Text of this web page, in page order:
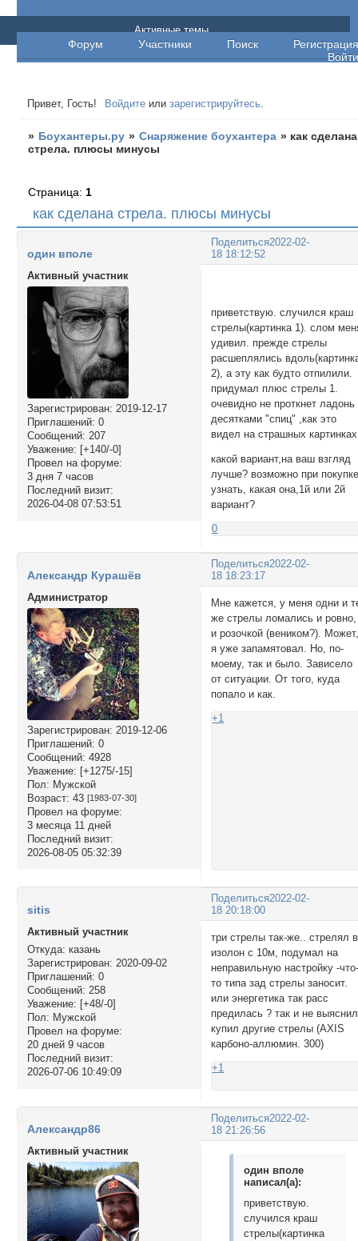
Боухантеры.ру
Форум Участники Поиск
Регистрация
Войти
Активные темы
Привет, Гость! Войдите илизарегистрируйтесь.
» Боухантеры.ру » Снаряжение боухантера » как сделана
стрела. плюсы минусы
как сделана стрела. плюсы минусы
Страница: 1
Поделиться2022-02-
18 18:12:52
один вполе
Активный участник
Зарегистрирован: 2019-12-17
Приглашений: 0
Сообщений: 207
Уважение: [+140/-0]
Провел на форуме:
3 дня 7 часов
Последний визит:
2026-04-08 07:53:51
приветствую. случился краш
стрелы(картинка 1). слом
удивил. прежде стрелы
расшеплялись
2), а эту как будто отпилили.
придумал плюс стрелы 1.
очевидно не проткнет ладонь
десятками "спиц" ,как это
видел на страшных
какой вариант,на ваш взгляд
лучше? возможно при
узнать, какая она,1й или 2й
вариант?
0
Поделиться2022-02-
18 18:23:17
Александр Курашёв
Администратор
Зарегистрирован: 2019-12-06
Приглашений: 0
Сообщений: 4928
Уважение: [+1275/-15]
Пол: Мужской
Возраст: 43 [1983-07-30]
Провел на форуме:
3 месяца 11 дней
Последний визит:
2026-08-05 05:32:39
Мне кажется, у меня одни и
же стрелы ломались и ровно,
и розочкой (веником?).
я уже запамятовал. Но, по-
моему, так и было. Зависело
от ситуации. От того, куда
попало и как.
+1
Поделиться2022-02-
18 20:18:00
sitis
Активный участник
Откуда: казань
Зарегистрирован: 2020-09-02
Приглашений: 0
Сообщений: 258
Уважение: [+48/-0]
Пол: Мужской
Провел на форуме:
20 дней 9 часов
Последний визит:
2026-07-06 10:49:09
три стрелы так-же.. стрелял в
изолон с 10м, подумал на
неправильную настройку -
то типа зад стрелы заносит.
или энергетика так расс
предилась ? так и не
купил другие стрелы (AXIS
карбоно-аллюмин. 300)
+1
Поделиться2022-02-
18 21:26:56
Александр86
Активный участник
один вполе
написал(а):
приветствую.
случился краш
стрелы(картинка